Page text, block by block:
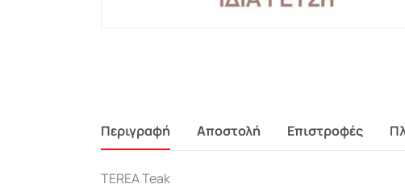
Περιγραφή Αποστολή Επιστροφές
TEREA Teak